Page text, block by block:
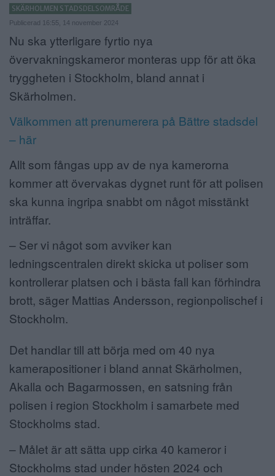
ANNONSERA
NÄRINGSLIV
MER
SKÄRHOLMEN STADSDELSOMRÅDE
Publicerad 16:55, 14 november 2024
Nu ska ytterligare fyrtio nya
övervakningskameror monteras upp för att öka
tryggheten i Stockholm, bland annat i
Skärholmen.
Välkommen att prenumerera på Bättre stadsdel
– här
Allt som fångas upp av de nya kamerorna
kommer att övervakas dygnet runt för att polisen
ska kunna ingripa snabbt om något misstänkt
inträffar.
– Ser vi något som avviker kan
ledningscentralen direkt skicka ut poliser som
kontrollerar platsen och i bästa fall kan förhindra
brott, säger Mattias Andersson, regionpolischef i
Stockholm.
Det handlar till att börja med om 40 nya
kamerapositioner i bland annat Skärholmen,
Akalla och Bagarmossen, en satsning från
polisen i region Stockholm i samarbete med
Stockholms stad.
– Målet är att sätta upp cirka 40 kameror i
Stockholms stad under hösten 2024 och